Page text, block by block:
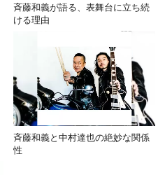
斉藤和義が語る、表舞台に立ち続
ける理由
斉藤和義と中村達也の絶妙な関係
性